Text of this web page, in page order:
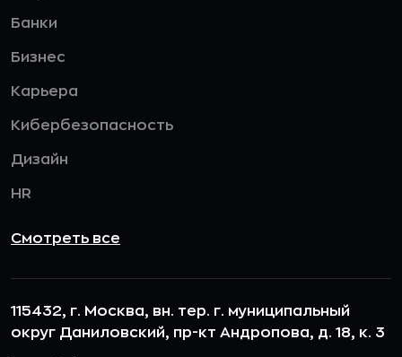
Банки
Бизнес
Карьера
Кибербезопасность
Дизайн
HR
Смотреть все
115432, г. Москва, вн. тер. г. муниципальный
округ Даниловский, пр-кт Андропова, д. 18, к. 3